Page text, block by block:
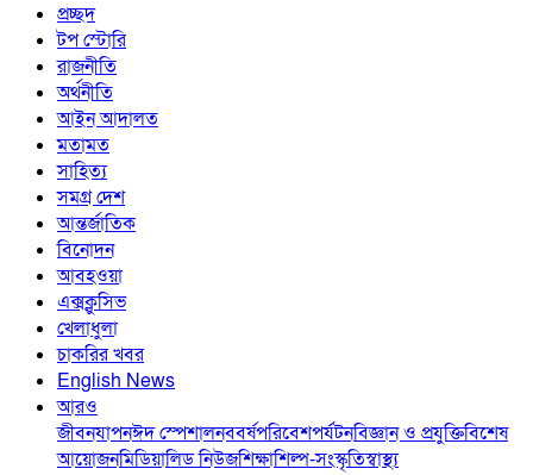
প্রচ্ছদ
টপ স্টোরি
রাজনীতি
অর্থনীতি
আইন আদালত
মতামত
সাহিত্য
সমগ্র দেশ
আন্তর্জাতিক
বিনোদন
আবহওয়া
এক্সক্লুসিভ
খেলাধুলা
চাকরির খবর
English News
আরও
জীবনযাপনঈদ স্পেশালনববর্ষপরিবেশপর্যটনবিজ্ঞান ও প্রযুক্তিবিশেষ
আয়োজনমিডিয়ালিড নিউজশিক্ষাশিল্প-সংস্কৃতিস্বাস্থ্য